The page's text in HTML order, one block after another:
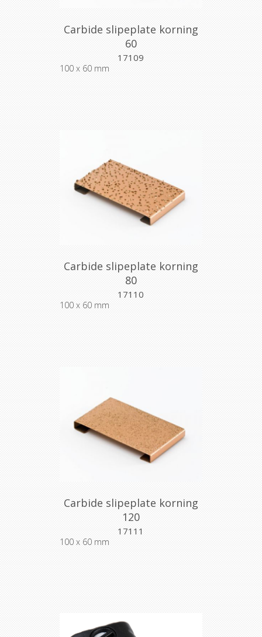
Carbide slipeplate korning
60
17109
100 x 60 mm
Carbide slipeplate korning
80
17110
100 x 60 mm
Carbide slipeplate korning
120
17111
100 x 60 mm